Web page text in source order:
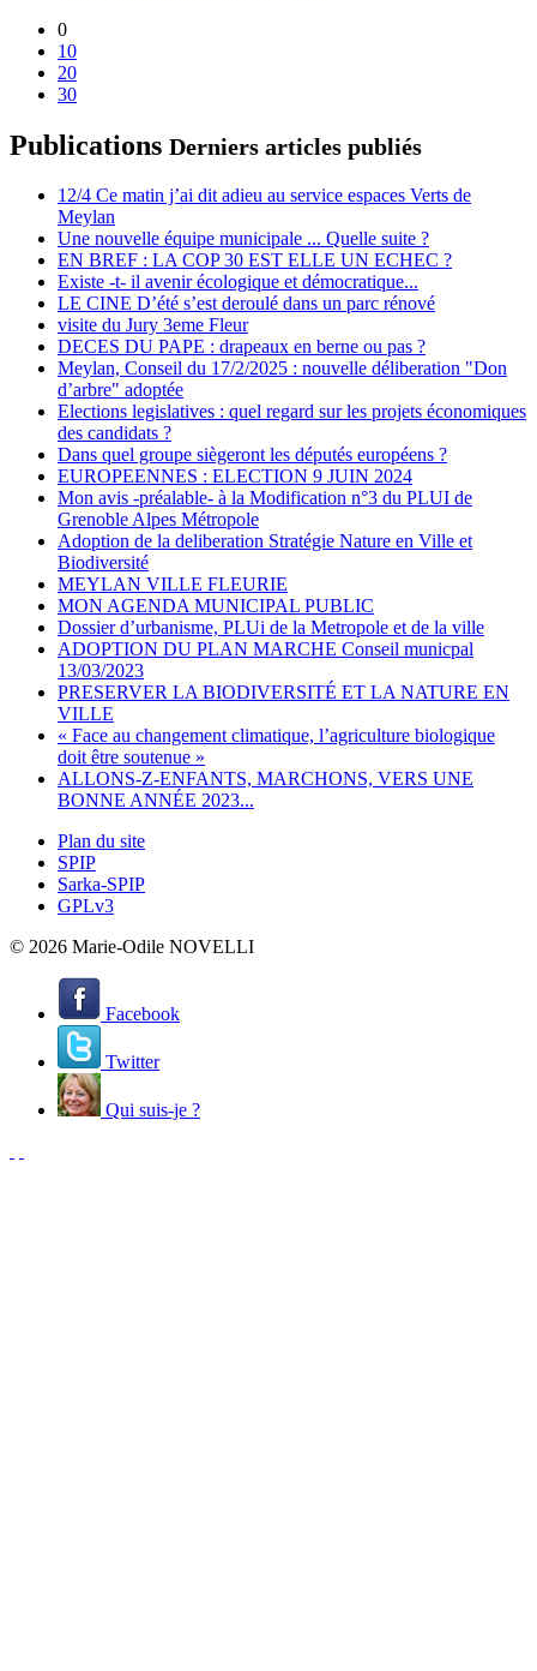
0
10
20
30
Publications Derniers articles publiés
12/4 Ce matin j’ai dit adieu au service espaces Verts de
Meylan
Une nouvelle équipe municipale ... Quelle suite ?
EN BREF : LA COP 30 EST ELLE UN ECHEC ?
Existe -t- il avenir écologique et démocratique...
LE CINE D’été s’est deroulé dans un parc rénové
visite du Jury 3eme Fleur
DECES DU PAPE : drapeaux en berne ou pas ?
Meylan, Conseil du 17/2/2025 : nouvelle déliberation "Don
d’arbre" adoptée
Elections legislatives : quel regard sur les projets économiques
des candidats ?
Dans quel groupe siègeront les députés européens ?
EUROPEENNES : ELECTION 9 JUIN 2024
Mon avis -préalable- à la Modification n°3 du PLUI de
Grenoble Alpes Métropole
Adoption de la deliberation Stratégie Nature en Ville et
Biodiversité
MEYLAN VILLE FLEURIE
MON AGENDA MUNICIPAL PUBLIC
Dossier d’urbanisme, PLUi de la Metropole et de la ville
ADOPTION DU PLAN MARCHE Conseil municpal
13/03/2023
PRESERVER LA BIODIVERSITÉ ET LA NATURE EN
VILLE
« Face au changement climatique, l’agriculture biologique
doit être soutenue »
ALLONS-Z-ENFANTS, MARCHONS, VERS UNE
BONNE ANNÉE 2023...
Plan du site
SPIP
Sarka-SPIP
GPLv3
© 2026 Marie-Odile NOVELLI
Facebook
Twitter
Qui suis-je ?